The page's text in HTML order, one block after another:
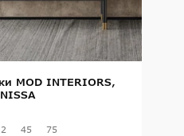
MOD INTERIORS,
45 75